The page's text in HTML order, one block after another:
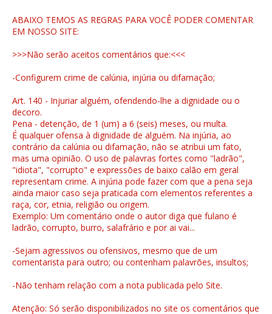
ABAIXO TEMOS AS REGRAS PARA VOCÊ PODER COMENTAR
EM NOSSO SITE:
>>>Não serão aceitos comentários que:<<<
-Configurem crime de calúnia, injúria ou difamação;
Art. 140 - Injuriar alguém, ofendendo-lhe a dignidade ou o
decoro.
Pena - detenção, de 1 (um) a 6 (seis) meses, ou multa.
É qualquer ofensa à dignidade de alguém. Na injúria, ao
contrário da calúnia ou difamação, não se atribui um fato,
mas uma opinião. O uso de palavras fortes como "ladrão",
"idiota", "corrupto" e expressões de baixo calão em geral
representam crime. A injúria pode fazer com que a pena seja
ainda maior caso seja praticada com elementos referentes a
raça, cor, etnia, religião ou origem.
Exemplo: Um comentário onde o autor diga que fulano é
ladrão, corrupto, burro, salafrário e por ai vai...
-Sejam agressivos ou ofensivos, mesmo que de um
comentarista para outro; ou contenham palavrões, insultos;
-Não tenham relação com a nota publicada pelo Site.
Atenção: Só serão disponibilizados no site os comentários que